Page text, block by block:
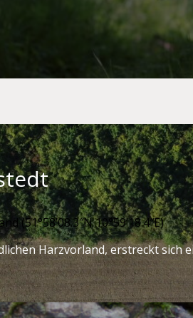
10°59’18.4″E)
Harzvorland, erstreckt sich